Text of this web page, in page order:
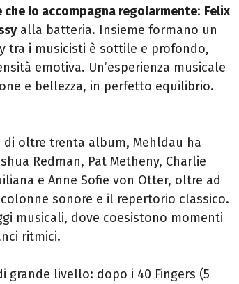
lo accompagna regolarmente: Felix
alla batteria. Insieme formano un
tra i musicisti è sottile e profondo,
emotiva. Un’esperienza musicale
e bellezza, in perfetto equilibrio.
di oltre trenta album, Mehldau ha
Redman, Pat Metheny, Charlie
e Anne Sofie von Otter, oltre ad
sonore e il repertorio classico.
musicali, dove coesistono momenti
ritmici.
livello: dopo i 40 Fingers (5